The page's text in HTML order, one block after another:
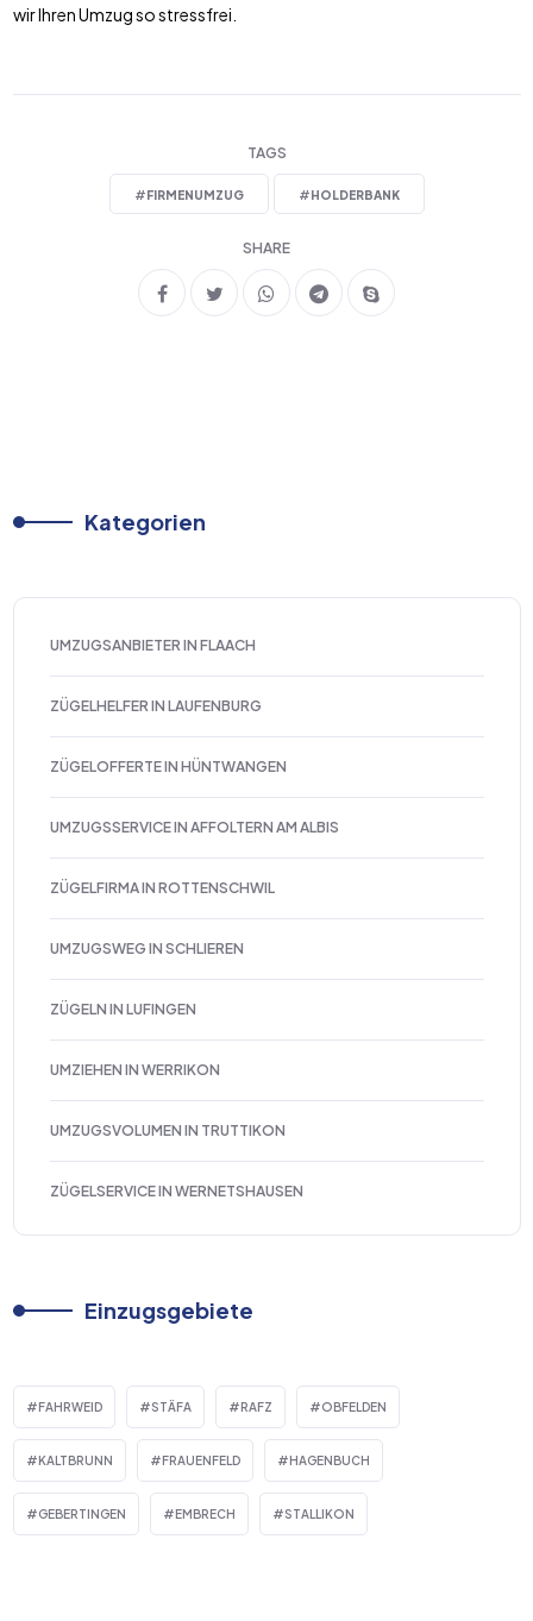
wir Ihren Umzug so stressfrei.
TAGS
#FIRMENUMZUG #HOLDERBANK
SHARE
Kategorien
UMZUGSANBIETER IN FLAACH
ZÜGELHELFER IN LAUFENBURG
ZÜGELOFFERTE IN HÜNTWANGEN
UMZUGSSERVICE IN AFFOLTERN AM ALBIS
ZÜGELFIRMA IN ROTTENSCHWIL
UMZUGSWEG IN SCHLIEREN
ZÜGELN IN LUFINGEN
UMZIEHEN IN WERRIKON
UMZUGSVOLUMEN IN TRUTTIKON
ZÜGELSERVICE IN WERNETSHAUSEN
Einzugsgebiete
FAHRWEID STÄFA RAFZ OBFELDEN
KALTBRUNN FRAUENFELD HAGENBUCH
GEBERTINGEN EMBRECH STALLIKON